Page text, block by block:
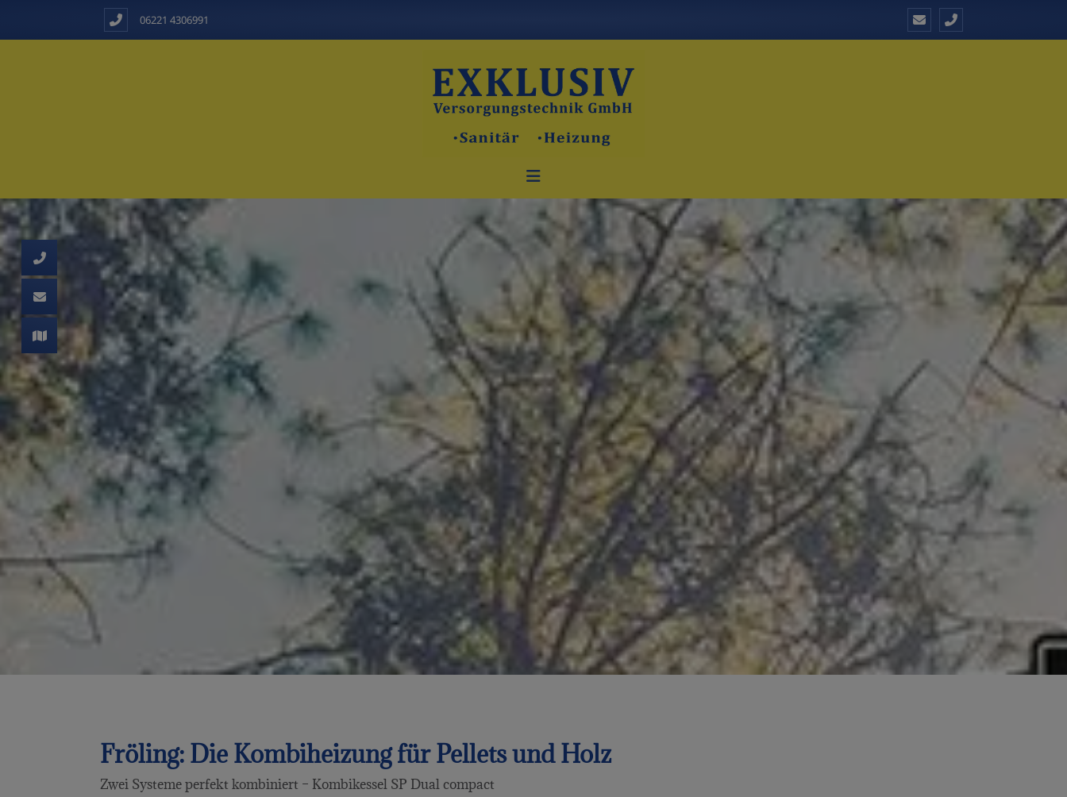
06221 4306991
Fröling: Die Kombiheizung für Pellets und Holz
Zwei Systeme perfekt kombiniert – Kombikessel SP Dual compact
schließen
schließen
und schließen